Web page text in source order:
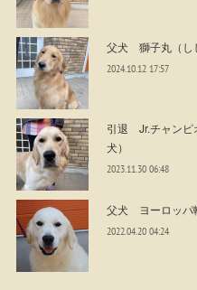
父犬 獅子丸（し
2024.10.12 17:57
引退 Jr.チャンピ
犬）
2023.11.30 06:48
父犬 ヨーロッ
2022.04.20 04:24